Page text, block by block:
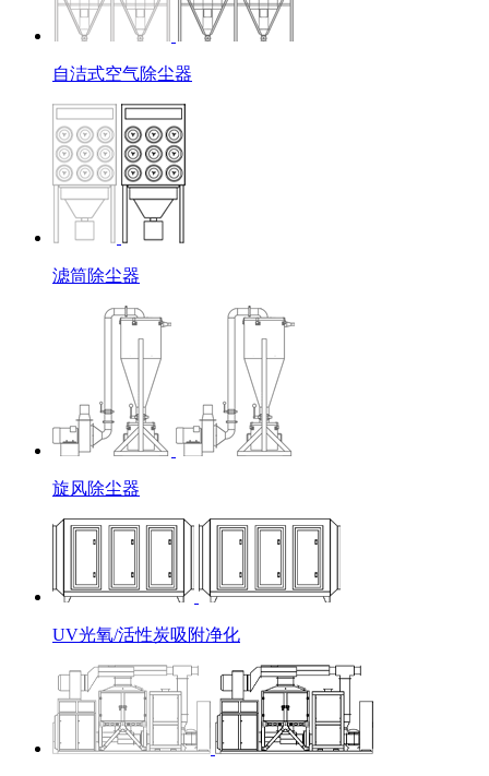
自洁式空气除尘器
滤筒除尘器
旋风除尘器
UV光氧/活性炭吸附净化